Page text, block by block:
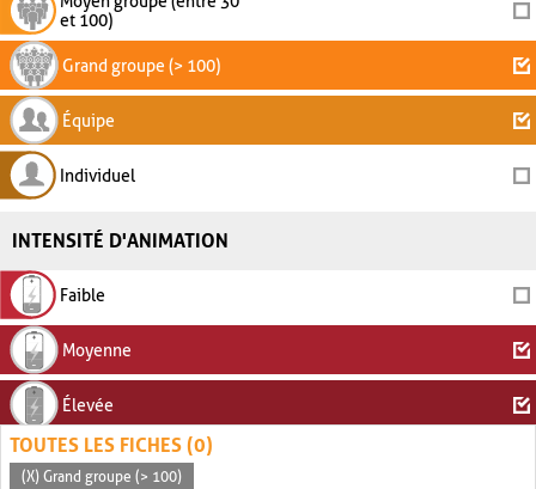
et 100)
Grand groupe (> 100)
Équipe
Individuel
INTENSITÉ D'ANIMATION
Faible
Moyenne
Élevée
TOUTES LES FICHES (0)
(X) Grand groupe (> 100)